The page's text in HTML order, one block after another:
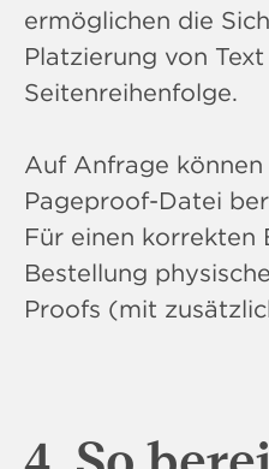
ermöglichen die
Platzierung von
Seitenreihenfolge.
Auf Anfrage
Pageproof-Datei
Für einen
Bestellung
Proofs (mit